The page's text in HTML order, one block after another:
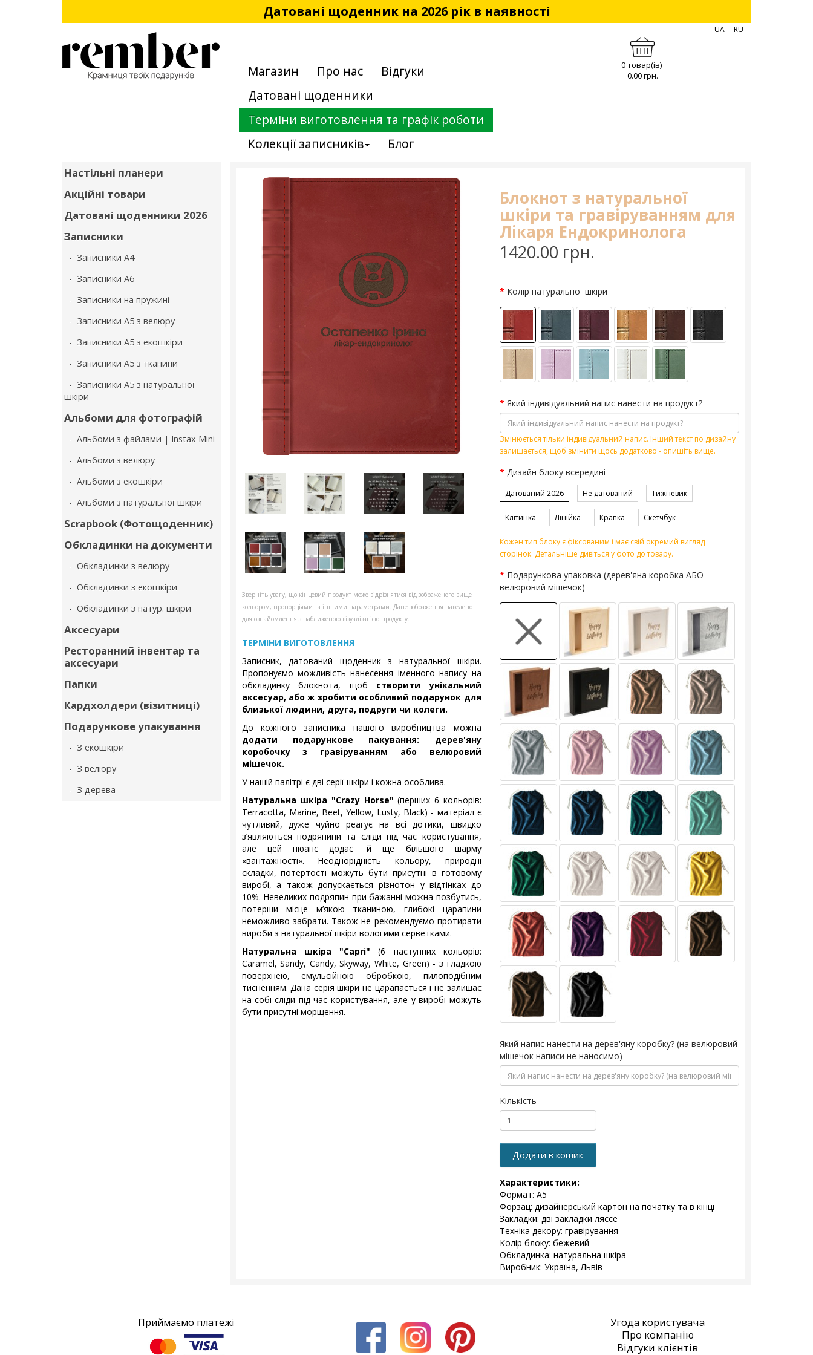
Датовані щоденник на 2026 рік в наявності
Магазин Про нас
Відгуки
Датовані щоденники
Терміни виготовлення та графік роботи
Колекції записників
Блог
0 товар(ів)
0.00 грн.
UA RU
Настільні планери
Акційні товари
Датовані щоденники 2026
Записники
- Записники А4
- Записники А6
- Записники на пружині
- Записники А5 з велюру
- Записники А5 з екошкіри
- Записники А5 з тканини
- Записники А5 з натуральної
шкіри
Альбоми для фотографій
- Альбоми з файлами | Instax Mini
- Альбоми з велюру
- Альбоми з екошкіри
- Альбоми з натуральної шкіри
Scrapbook (Фотощоденник)
Обкладинки на документи
- Обкладинки з велюру
- Обкладинки з екошкіри
- Обкладинки з натур. шкіри
Аксесуари
Ресторанний інвентар та
аксесуари
Папки
Кардхолдери (візитниці)
Подарункове упакування
- З екошкіри
- З велюру
- З дерева
Зверніть увагу, що кінцевий продукт може відрізнятися від зображеного вище
кольором, пропорціями та іншими параметрами. Дане зображення наведено
для ознайомлення з наближеною візуалізацією продукту.
ТЕРМІНИ ВИГОТОВЛЕННЯ
Записник, датований щоденник з натуральної шкіри.
Пропонуємо можливість нанесення іменного напису на
обкладинку блокнота, щоб створити унікальний
аксесуар, або ж зробити особливий подарунок для
близької людини, друга, подруги чи колеги.
До кожного записника нашого виробництва можна
додати подарункове пакування: дерев'яну
коробочку з гравіруванням або велюровий
мішечок.
У нашій палітрі є дві серії шкіри і кожна особлива.
Натуральна шкіра "Crazy Horse" (перших 6 кольорів:
Terracotta, Marine, Beet, Yellow, Lusty, Black) - матеріал є
чутливий, дуже чуйно реагує на всі дотики, швидко
з’являються подряпини та сліди під час користування,
але цей нюанс додає їй ще більшого шарму
«вантажності». Неоднорідність кольору, природні
складки, потертості можуть бути присутні в готовому
виробі, а також допускається різнотон у відтінках до
10%. Невеликих подряпин при бажанні можна позбутись,
потерши місце м’якою тканиною, глибокі царапини
неможливо забрати. Також не рекомендуємо протирати
вироби з натуральної шкіри вологими серветками.
Натуральна шкіра "Capri" (6 наступних кольорів:
Caramel, Sandy, Candy, Skyway, White, Green) - з гладкою
поверхнею, емульсійною обробкою, пилоподібним
тисненням. Дана серія шкіри не царапається і не залишає
на собі сліди під час користування, але у виробі можуть
бути присутні морщення.
Блокнот з натуральної
шкіри та гравіруванням для
Лікаря Ендокринолога
1420.00 грн.
Колір натуральної шкіри
Який індивідуальний напис нанести на продукт?
Змінюється тільки індивідуальний напис. Інший текст по дизайну
залишається, щоб змінити щось додатково - опишіть вище.
Дизайн блоку всередині
Датований 2026 Не датований Тижневик
Клітинка Лінійка Крапка Скетчбук
Кожен тип блоку є фіксованим і має свій окремий вигляд
сторінок. Детальніше дивіться у фото до товару.
Подарункова упаковка (дерев'яна коробка АБО
велюровий мішечок)
Який напис нанести на дерев'яну коробку? (на велюровий
мішечок написи не наносимо)
Кількість
Додати в кошик
Характеристики:
Формат: А5
Форзац: дизайнерський картон на початку та в кінці
Закладки: дві закладки ляссе
Техніка декору: гравірування
Колір блоку: бежевий
Обкладинка: натуральна шкіра
Виробник: Україна, Львів
Приймаємо платежі
Угода користувача
Про компанію
Відгуки клієнтів